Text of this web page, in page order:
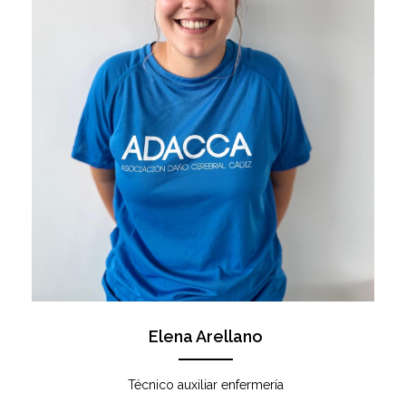
Elena Arellano
Técnico auxiliar enfermería